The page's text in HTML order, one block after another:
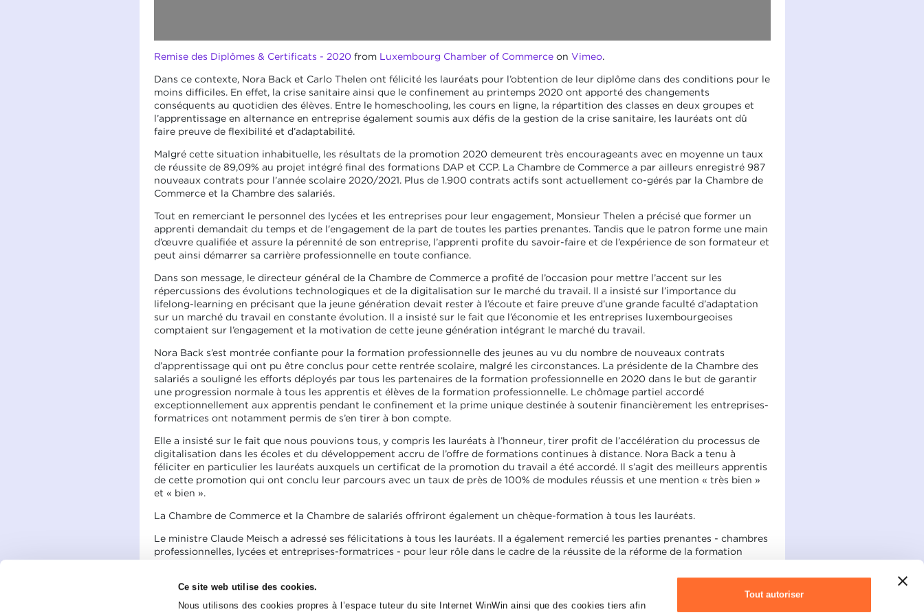
Ce site web utilise des cookies.
Nous utilisons des cookies propres à l’espace tuteur du site Internet WinWin ainsi que des cookies tiers afin
Tout autoriser
Remise des Diplômes & Certificats - 2020 from Luxembourg Chamber of Commerceon Vimeo.
Dans ce contexte, Nora Back et Carlo Thelen ont félicité les lauréats pour l’obtention de leur diplôme dans des conditions pour le
moins difficiles. En effet, la crise sanitaire ainsi que le confinement au printemps 2020 ont apporté des changements
conséquents au quotidien des élèves. Entre le homeschooling, les cours en ligne, la répartition des classes en deux groupes et
l’apprentissage en alternance en entreprise également soumis aux défis de la gestion de la crise sanitaire, les lauréats ont dû
faire preuve de flexibilité et d’adaptabilité.
Malgré cette situation inhabituelle, les résultats de la promotion 2020 demeurent très encourageants avec en moyenne un taux
de réussite de 89,09% au projet intégré final des formations DAP et CCP. La Chambre de Commerce a par ailleurs enregistré 987
nouveaux contrats pour l’année scolaire 2020/2021. Plus de 1.900 contrats actifs sont actuellement co-gérés par la Chambre de
Commerce et la Chambre des salariés.
Tout en remerciant le personnel des lycées et les entreprises pour leur engagement, Monsieur Thelen a précisé que former un
apprenti demandait du temps et de l'engagement de la part de toutes les parties prenantes. Tandis que le patron forme une main
d’œuvre qualifiée et assure la pérennité de son entreprise, l’apprenti profite du savoir-faire et de l’expérience de son formateur et
peut ainsi démarrer sa carrière professionnelle en toute confiance.
Dans son message, le directeur général de la Chambre de Commerce a profité de l’occasion pour mettre l’accent sur les
répercussions des évolutions technologiques et de la digitalisation sur le marché du travail. Il a insisté sur l’importance du
lifelong-learning en précisant que la jeune génération devait rester à l’écoute et faire preuve d’une grande faculté d’adaptation
sur un marché du travail en constante évolution. Il a insisté sur le fait que l’économie et les entreprises luxembourgeoises
comptaient sur l’engagement et la motivation de cette jeune génération intégrant le marché du travail.
Nora Back s’est montrée confiante pour la formation professionnelle des jeunes au vu du nombre de nouveaux contrats
d’apprentissage qui ont pu être conclus pour cette rentrée scolaire, malgré les circonstances. La présidente de la Chambre des
salariés a souligné les efforts déployés par tous les partenaires de la formation professionnelle en 2020 dans le but de garantir
une progression normale à tous les apprentis et élèves de la formation professionnelle. Le chômage partiel accordé
exceptionnellement aux apprentis pendant le confinement et la prime unique destinée à soutenir financièrement les entreprises-
formatrices ont notamment permis de s’en tirer à bon compte.
Elle a insisté sur le fait que nous pouvions tous, y compris les lauréats à l’honneur, tirer profit de l’accélération du processus de
digitalisation dans les écoles et du développement accru de l’offre de formations continues à distance. Nora Back a tenu à
féliciter en particulier les lauréats auxquels un certificat de la promotion du travail a été accordé. Il s’agit des meilleurs apprentis
de cette promotion qui ont conclu leur parcours avec un taux de près de 100% de modules réussis et une mention « très bien »
et « bien ».
La Chambre de Commerce et la Chambre de salariés offriront également un chèque-formation à tous les lauréats.
Le ministre Claude Meisch a adressé ses félicitations à tous les lauréats. Il a également remercié les parties prenantes - chambres
professionnelles, lycées et entreprises-formatrices - pour leur rôle dans le cadre de la réussite de la réforme de la formation
Monsieur le ministre Dan Kersch a félicité les 41 lauréats de la Promotion du Travail ayant excellé lors de leur formation et
obtenu des résultats exceptionnels. Le ministre a salué les très bons résultats de cette promotion et précisé que la formation
restait la meilleure arme contre le chômage des jeunes.